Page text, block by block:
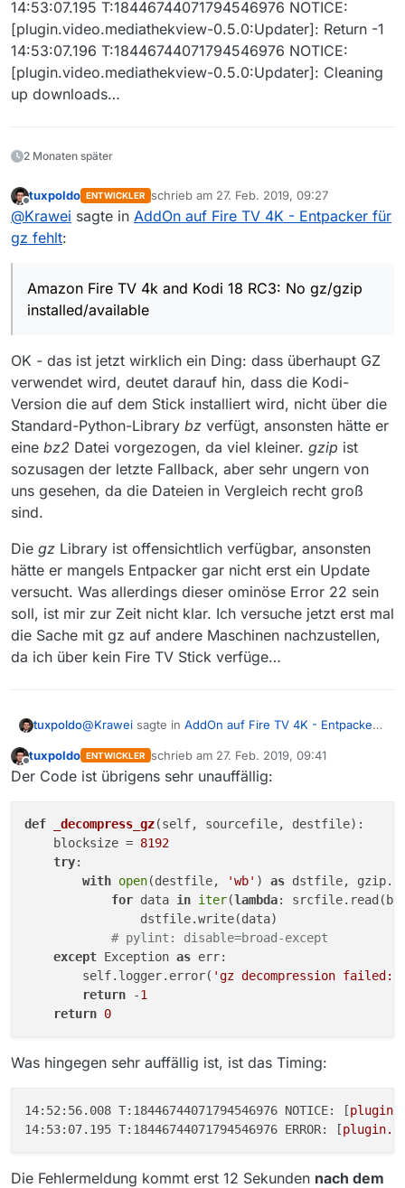
14:53:07.195 T:18446744071794546976 NOTICE:
[plugin.video.mediathekview-0.5.0:Updater]: Return -1
14:53:07.196 T:18446744071794546976 NOTICE:
[plugin.video.mediathekview-0.5.0:Updater]: Cleaning
up downloads…
2 Monaten später
Offline
tuxpoldo ENTWICKLER schrieb am 27. Feb. 2019, 09:27
zuletzt editiert von
@Krawei sagte in AddOn auf Fire TV 4K - Entpacker für
gz fehlt:
Amazon Fire TV 4k and Kodi 18 RC3: No gz/gzip
installed/available
OK - das ist jetzt wirklich ein Ding: dass überhaupt GZ
verwendet wird, deutet darauf hin, dass die Kodi-
Version die auf dem Stick installiert wird, nicht über die
Standard-Python-Library bz verfügt, ansonsten hätte er
eine bz2 Datei vorgezogen, da viel kleiner. gzip ist
sozusagen der letzte Fallback, aber sehr ungern von
uns gesehen, da die Dateien in Vergleich recht groß
sind.
Die gz Library ist offensichtlich verfügbar, ansonsten
hätte er mangels Entpacker gar nicht erst ein Update
versucht. Was allerdings dieser ominöse Error 22 sein
soll, ist mir zur Zeit nicht klar. Ich versuche jetzt erst mal
die Sache mit gz auf andere Maschinen nachzustellen,
da ich über kein Fire TV Stick verfüge…
tuxpoldo@Krawei sagte in AddOn auf Fire TV 4K - Entpacker
Amazon Fire TV 4k and Kodi 18 RC3: No gz/gzip
verwendet wird, deutet darauf hin, dass die Kodi-
Version die auf dem Stick installiert wird, nicht über
hätte er eine bz2 Datei vorgezogen, da viel kleiner.
ist sozusagen der letzte Fallback, aber sehr
ungern von uns gesehen, da die Dateien in Vergleich
recht groß sind.
Die gzLibrary ist offensichtlich verfügbar, ansonsten
versucht. Was allerdings dieser ominöse Error 22
sein soll, ist mir zur Zeit nicht klar. Ich versuche jetzt
erst mal die Sache mit gz auf andere Maschinen
nachzustellen, da ich über kein Fire TV Stick
verfüge…
Offline
tuxpoldo ENTWICKLER schrieb am 27. Feb. 2019, 09:41
zuletzt editiert von
Der Code ist übrigens sehr unauffällig:
def _decompress_gz(self, sourcefile, destfile):
    blocksize =
8192
try:
with open(destfile, 'wb' ) as dstfile, gzip.
for data in iter(lambda:
                dstfile.write(data)
# pylint: disable=broad-except
except Exception as err:
        self.logger.error(
'gz decompression
return -1
return 0
Was hingegen sehr auffällig ist, ist das Timing:
14:52:56.008 T:18446744071794546976 NOTICE: [
14:53:07.195 T:18446744071794546976 ERROR:
[
Die Fehlermeldung kommt erst 12 Sekunden nach dem